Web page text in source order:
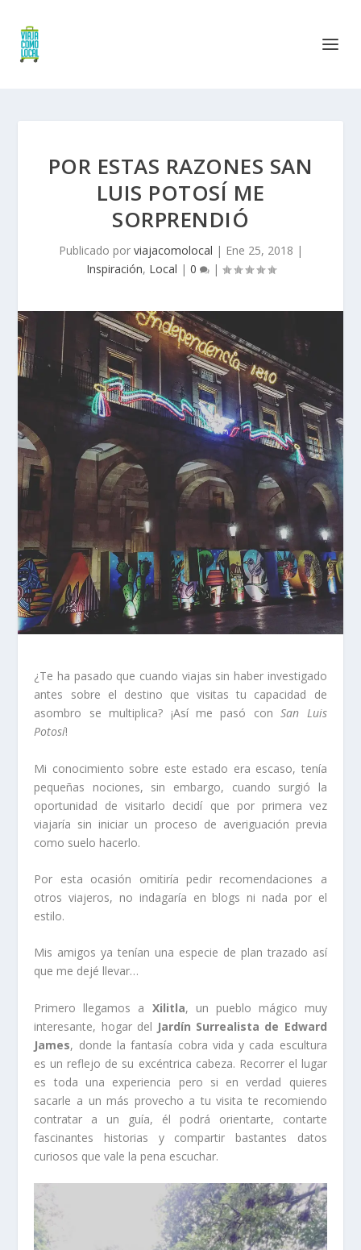
POR ESTAS RAZONES SAN
LUIS POTOSÍ ME
SORPRENDIÓ
Publicado por viajacomolocal | Ene 25, 2018 |
Inspiración, Local | 0 |
¿Te ha pasado que cuando viajas sin haber investigado
antes sobre el destino que visitas tu capacidad de
asombro se multiplica? ¡Así me pasó conSan Luis
Potosí!
Mi conocimiento sobre este estado era escaso, tenía
pequeñas nociones, sin embargo, cuando surgió la
oportunidad de visitarlo decidí que por primera vez
viajaría sin iniciar un proceso de averiguación previa
como suelo hacerlo.
Por esta ocasión omitiría pedir recomendaciones a
otros viajeros, no indagaría en blogs ni nada por el
estilo.
Mis amigos ya tenían una especie de plan trazado así
que me dejé llevar…
Primero llegamos a Xilitla, un pueblo mágico muy
interesante, hogar del Jardín Surrealista de Edward
James, donde la fantasía cobra vida y cada escultura
es un reflejo de su excéntrica cabeza. Recorrer el lugar
es toda una experiencia pero si en verdad quieres
sacarle a un más provecho a tu visita te recomiendo
contratar a un guía, él podrá orientarte, contarte
fascinantes historias y compartir bastantes datos
curiosos que vale la pena escuchar.